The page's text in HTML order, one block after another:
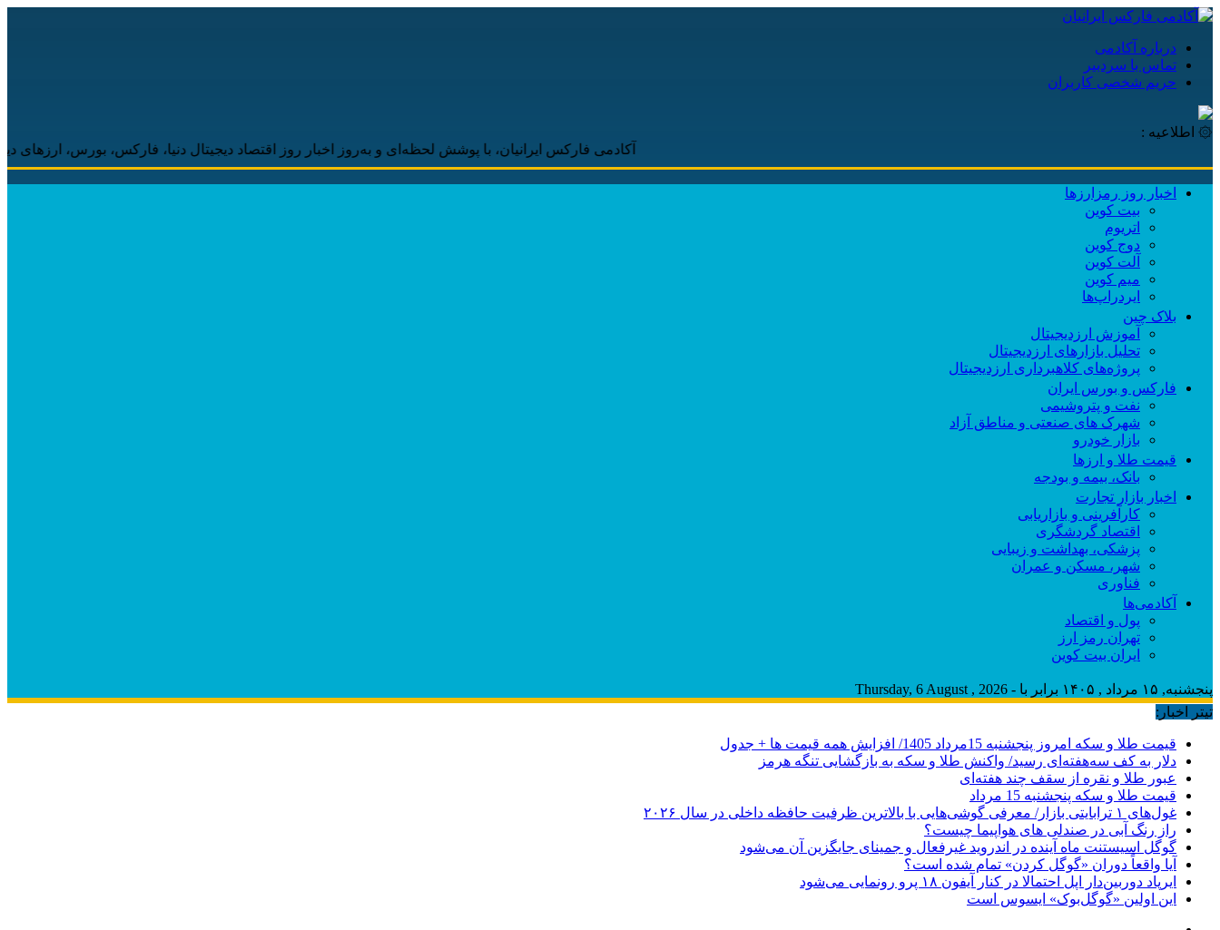
درباره آکادمی
تماس با سردبیر
حریم شخصی کاربران
۞ اطلاعیه :
آکادمی فارکس ایرانیان، با پوشش لحظه‌ای و به‌روز اخبار روز اقتصاد دیجیتال دنیا، فارکس، بورس، ارزهای دیجیتال همراه
اخبار روز رمزارزها
بیت کوین
اتریوم
دوج کوین
آلت کوین
میم کوین‌
ایردراپ‌ها
بلاک چین
آموزش ارزدیجیتال
تحلیل بازارهای ارزدیجیتال
پروژه‌های کلاهبرداری ارزدیجیتال
فارکس و بورس ایران
نفت و پتروشیمی
شهرک های صنعتی و مناطق آزاد
بازار خودرو
قیمت طلا و ارزها
بانک، بیمه و بودجه
اخبار بازار تجارت
کارآفرینی و بازاریابی
اقتصاد گردشگری
پزشکی، بهداشت و زیبایی
شهر، مسکن و عمران
فناوری
آکادمی‌ها
پول و اقتصاد
تهران رمز ارز
ایران بیت کوین
پنجشنبه, ۱۵ مرداد , ۱۴۰۵ برابر با - Thursday, 6 August , 2026
تیتر اخبار:
قیمت طلا و سکه امروز پنجشنبه 15مرداد 1405/ افزایش همه قیمت ها + جدول
دلار به کف سه‌هفته‌ای رسید/ واکنش طلا و سکه به بازگشایی تنگه هرمز
عبور طلا و نقره از سقف چند هفته‌ای
قیمت طلا و سکه پنجشنبه 15 مرداد
غول‌های ۱ ترابایتی بازار/ معرفی گوشی‌هایی با بالاترین ظرفیت حافظه داخلی در سال ۲۰۲۶
راز رنگ آبی در صندلی های هواپیما چیست؟
گوگل اسیستنت ماه آینده در اندروید غیرفعال و جمینای جایگزین آن می‌شود
آیا واقعاً دوران «گوگل کردن» تمام شده است؟
ایرپاد دوربین‌دار اپل احتمالا در کنار آیفون ۱۸ پرو رونمایی می‌شود
این اولین «گوگل‌بوک» ایسوس است